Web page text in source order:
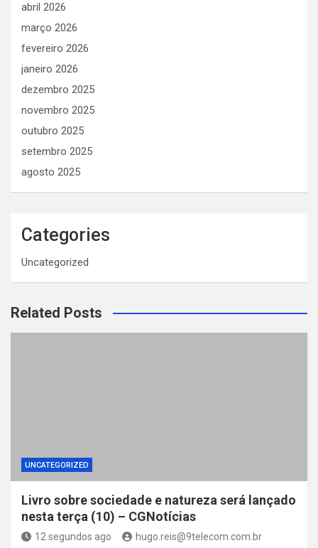
abril 2026
março 2026
fevereiro 2026
janeiro 2026
dezembro 2025
novembro 2025
outubro 2025
setembro 2025
agosto 2025
Categories
Uncategorized
Related Posts
UNCATEGORIZED
Livro sobre sociedade e natureza será lançado
nesta terça (10) – CGNotícias
12 segundos ago hugo.reis@9telecom.com.br